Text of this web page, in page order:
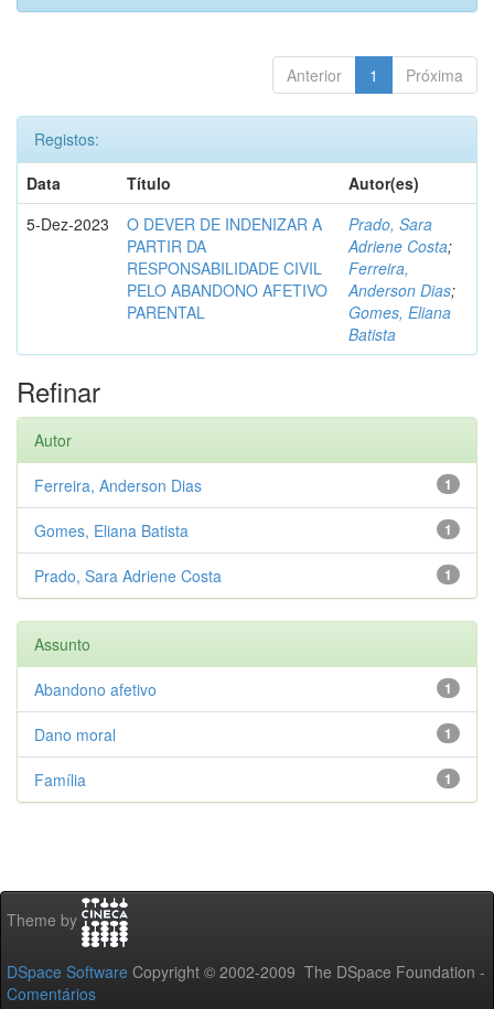
Anterior 1 Próxima
Registos:
Data
Título
Autor(es)
5-Dez-2023
O DEVER DE INDENIZAR A
PARTIR DA
RESPONSABILIDADE CIVIL
PELO ABANDONO AFETIVO
PARENTAL
Prado, Sara
Adriene Costa;
Ferreira,
Anderson Dias;
Gomes, Eliana
Batista
Refinar
Autor
1
Ferreira, Anderson Dias
1
Gomes, Eliana Batista
1
Prado, Sara Adriene Costa
Assunto
1
Abandono afetivo
1
Dano moral
1
Família
Theme by
DSpace Software Copyright © 2002-2009 The DSpace Foundation -
Comentários